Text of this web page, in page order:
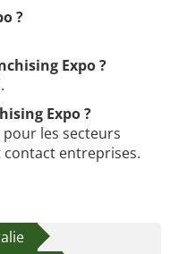
?
Expo ?
Expo ?
pour les secteurs
entreprises.